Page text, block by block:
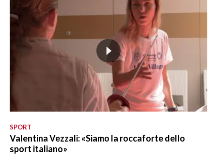
SPORT
Valentina Vezzali: «Siamo la roccaforte dello
sport italiano»